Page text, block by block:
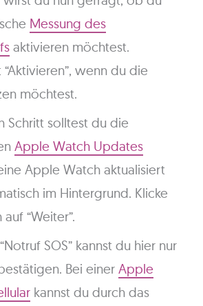
Messung des
aktivieren möchtest.
wenn du die
möchtest.
Schritt solltest du die
Apple Watch Updates
Apple Watch aktualisiert
im Hintergrund. Klicke
“Weiter”.
SOS” kannst du hier nur
Bei einerApple
kannst du durch das